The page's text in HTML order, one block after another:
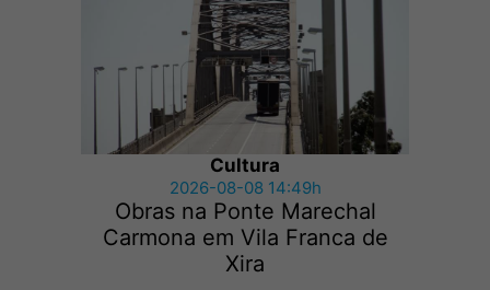
Cultura
2026-08-08 14:49h
Obras na Ponte Marechal
Carmona em Vila Franca de
Xira